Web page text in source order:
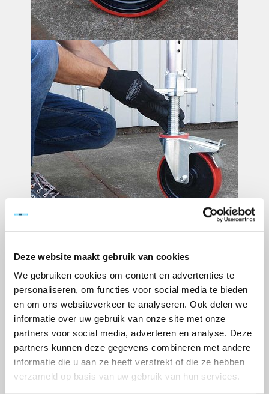
Deze website maakt gebruik van cookies
We gebruiken cookies om content en advertenties te
personaliseren, om functies voor social media te bieden
en om ons websiteverkeer te analyseren. Ook delen we
informatie over uw gebruik van onze site met onze
partners voor social media, adverteren en analyse. Deze
partners kunnen deze gegevens combineren met andere
informatie die u aan ze heeft verstrekt of die ze hebben
verzameld op basis van uw gebruik van hun services.